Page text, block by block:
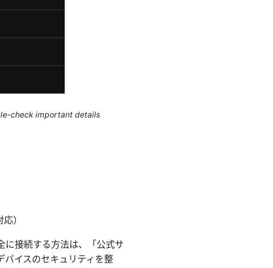
check important details
）
接続する方法は、「公式サ
バイスのセキュリティを整